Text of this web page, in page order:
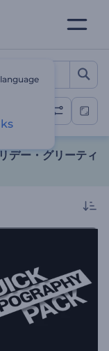
ション
デー・グリーティ